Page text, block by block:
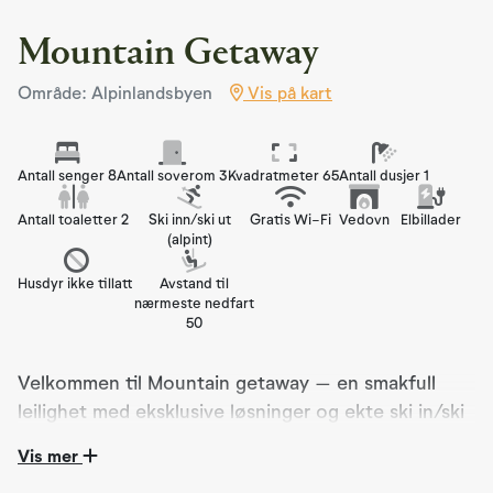
Mountain Getaway
Område: Alpinlandsbyen Vis på kart
Antall senger 8Antall soverom 3Kvadratmeter 65Antall dusjer 1
Antall toaletter 2
Ski inn/ski ut
(alpint)
Gratis Wi-Fi Vedovn Elbillader
Husdyr ikke tillatt
Avstand til
nærmeste nedfart
50
Velkommen til Mountain getaway – en smakfull
leilighet med eksklusive løsninger og ekte ski in/ski
sengeplasser. 1,5 bad.
Vis mer